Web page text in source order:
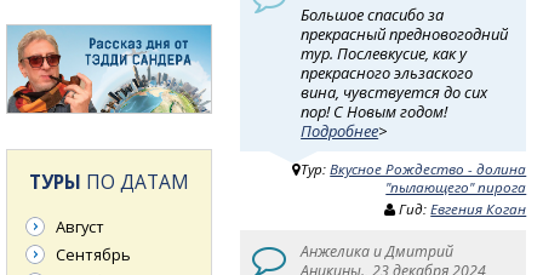
Большое спасибо за
прекрасный предновогодний
тур. Послевкусие, как у
прекрасного эльзаского
вина, чувствуется до сих
пор! С Новым годом!
Подробнее>
Тур:Вкусное Рождество - долина
"пылающего" пирога
Гид:Евгения Коган
Анжелика и Дмитрий
Аникины., 23 декабря 2024
ТУРЫ ПО ДАТАМ
Август
Сентябрь